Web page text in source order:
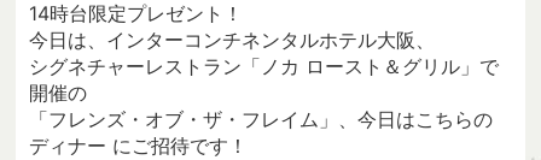
14時台限定プレゼント！
今日は、インターコンチネンタルホテル大阪、
シグネチャーレストラン「ノカ ロースト＆グリル」で
開催の
「フレンズ・オブ・ザ・フレイム」、今日はこちらの
ディナー にご招待です！